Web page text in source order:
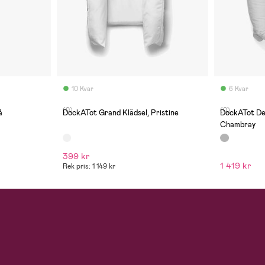
10 Kvar
(0)
DockATot Grand Klädsel, Pristine
399 kr
Rek pris: 1 149 kr
6 Kvar
(0)
DockATot
Chambray
1 419 kr